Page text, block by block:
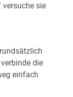
sie
die
einfach